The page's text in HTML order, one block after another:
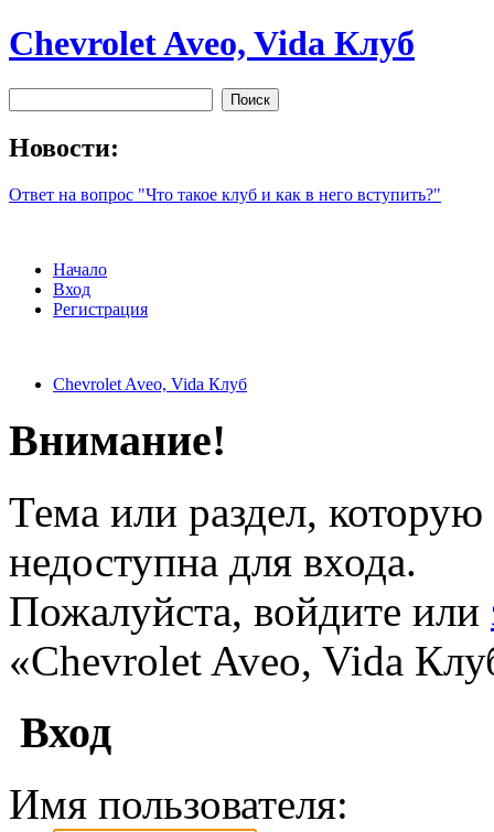
Chevrolet Aveo, Vida Клуб
Новости:
Ответ на вопрос "Что такое клуб и как в него вступить?"
Начало
Вход
Регистрация
Chevrolet Aveo, Vida Клуб
Внимание!
Тема или раздел,
недоступна для входа.
Пожалуйста, войдите или
«Chevrolet Aveo, Vida
Вход
Имя пользователя: